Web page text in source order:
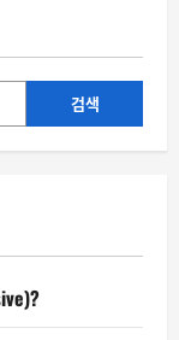
검색